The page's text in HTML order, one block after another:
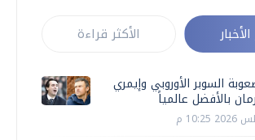
الأكثر قراءة
السوبر الأوروبي وإيمري
بالأفضل عالمياً